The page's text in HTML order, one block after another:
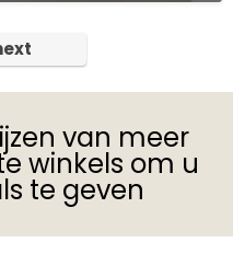
van meer
winkels om u
te geven